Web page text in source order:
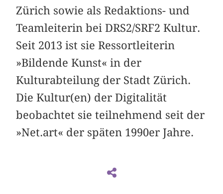
Zürich sowie als Redaktions- und
Teamleiterin bei DRS2/SRF2 Kultur.
Seit 2013 ist sie Ressortleiterin
»Bildende Kunst« in der
Kulturabteilung der Stadt Zürich.
Die Kultur(en) der Digitalität
beobachtet sie teilnehmend seit der
»Net.art« der späten 1990er Jahre.